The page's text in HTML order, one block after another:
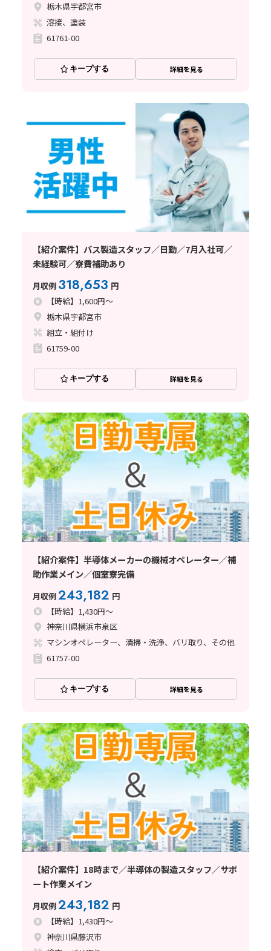
栃木県宇都宮市
溶接、塗装
61761-00
キープする 詳細を見る
【紹介案件】バス製造スタッフ／日勤／7月入社可／
未経験可／寮費補助あり
月収例 318,653 円
【時給】1,600円～
栃木県宇都宮市
組立・組付け
61759-00
キープする 詳細を見る
【紹介案件】半導体メーカーの機械オペレーター／補
助作業メイン／個室寮完備
月収例243,182 円
【時給】1,430円～
神奈川県横浜市泉区
マシンオペレーター、清掃・洗浄、バリ取り、その他
61757-00
キープする 詳細を見る
【紹介案件】18時まで／半導体の製造スタッフ／サポ
ート作業メイン
月収例243,182 円
【時給】1,430円～
神奈川県藤沢市